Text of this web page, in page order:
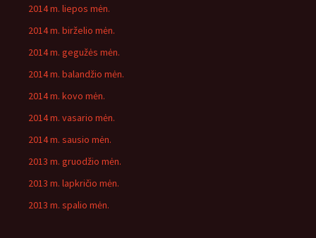
2014 m. liepos mėn.
2014 m. birželio mėn.
2014 m. gegužės mėn.
2014 m. balandžio mėn.
2014 m. kovo mėn.
2014 m. vasario mėn.
2014 m. sausio mėn.
2013 m. gruodžio mėn.
2013 m. lapkričio mėn.
2013 m. spalio mėn.